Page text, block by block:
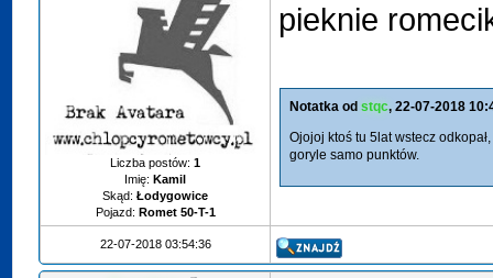
Liczba postów:1
Imię: Kamil
Skąd: Łodygowice
Pojazd: Romet 50-T-1
pieknie
Notatka odstqc, 22-07-2018
Ojojoj ktoś tu 5lat wstecz
goryle samo punktów.
22-07-2018 03:54:36